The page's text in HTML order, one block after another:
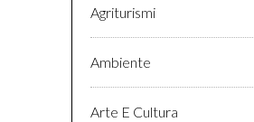
Agriturismi
Ambiente
Arte E Cultura